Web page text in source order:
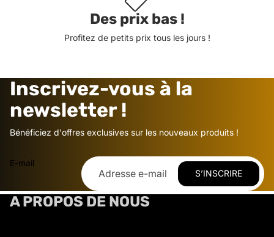
Des prix bas !
Profitez de petits prix tous les jours !
Inscrivez-vous à la
newsletter !
Bénéficiez d'offres exclusives sur les nouveaux produits !
E-mail
S’INSCRIRE
A PROPOS DE NOUS